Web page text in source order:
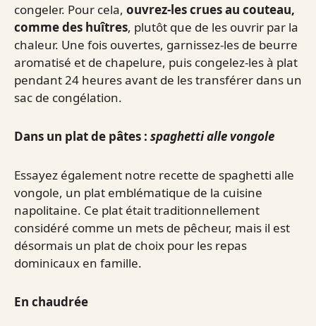
congeler. Pour cela, ouvrez-les crues au couteau,
comme des huîtres, plutôt que de les ouvrir par la
chaleur. Une fois ouvertes, garnissez-les de beurre
aromatisé et de chapelure, puis congelez-les à plat
pendant 24 heures avant de les transférer dans un
sac de congélation.
Dans un plat de pâtes : spaghetti alle vongole
Essayez également notre recette de spaghetti alle
vongole, un plat emblématique de la cuisine
napolitaine. Ce plat était traditionnellement
considéré comme un mets de pêcheur, mais il est
désormais un plat de choix pour les repas
dominicaux en famille.
En chaudrée